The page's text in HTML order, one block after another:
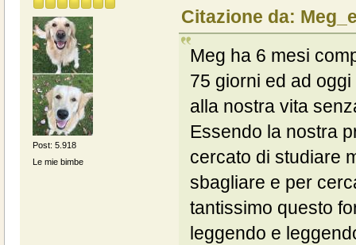
Post: 5.918
Le mie bimbe
Citazione da:
Meg ha 6 mesi
75 giorni ed ad
alla nostra vita
Essendo la nostra
cercato di studiare
sbagliare e per
tantissimo questo
leggendo e